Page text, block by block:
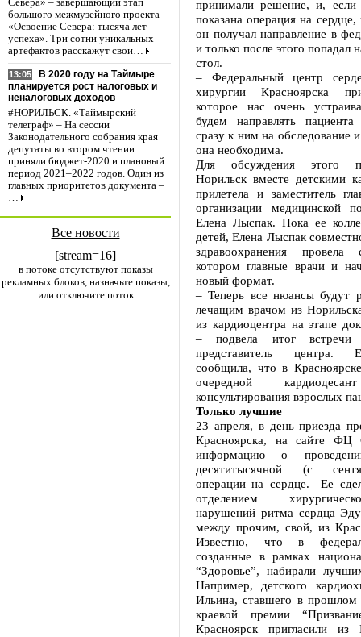
Севера» – завершающий этап
большого межмузейного проекта
«Освоение Севера: тысяча лет
успеха». Три сотни уникальных
артефактов расскажут свои…
13:05
В 2020 году на Таймыре
планируется рост налоговых и
неналоговых доходов
#НОРИЛЬСК. «Таймырский
телеграф» – На сессии
Законодательного собрания края
депутаты во втором чтении
приняли бюджет-2020 и плановый
период 2021–2022 годов. Один из
главных приоритетов документа –
…
Все новости
[stream=16]
в потоке отсутствуют показы
рекламных блоков, назначьте показы,
или отключите поток
принимали решение, и,
показана операция на
он получал направление в
и только после этого попадал
стол.
– Федеральный центр
хирургии Красноярска
которое нас очень
будем направлять
сразу к ним на обследование
она необходима.
Для обсуждения этого
Норильск вместе детскими
прилетела и заместитель
организации
Елена Лыспак. Пока ее
детей, Елена Лыспак
здравоохранения
котором главные врачи и
новый формат.
– Теперь все нюансы будут
лечащим врачом из
из кардиоцентра на этапе
– подвела итог встречи
представитель центра.
сообщила, что в
очередной
консультирования взрослых
Только лучшие
23 апреля, в день приезда
Красноярска, на сайте
информацию о
десятитысячной (с
операции на сердце. Ее
отделением
нарушений ритма сердца
между прочим, свой, из
Известно, что в
созданные в рамках
“Здоровье”, набирали
Например, детского
Ильина, ставшего в прошлом
краевой премии
Красноярск пригласили из